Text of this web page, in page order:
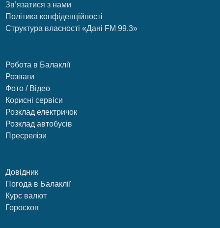
Зв’язатися з нами
Політика конфіденційності
Структура власності «Дані FM 99.3»
Робота в Балаклії
Розваги
Фото / Відео
Корисні сервіси
Розклад електричок
Розклад автобусів
Пресрелізи
Довідник
Погода в Балаклії
Курс валют
Гороскоп